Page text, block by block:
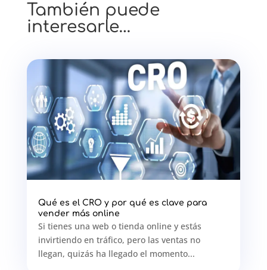
También puede
interesarle…
Qué es el CRO y por qué es clave para
vender más online
Si tienes una web o tienda online y estás
invirtiendo en tráfico, pero las ventas no
llegan, quizás ha llegado el momento...